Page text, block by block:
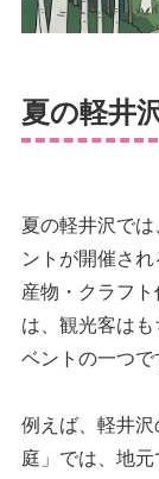
夏の軽井
夏の軽井沢で
ントが開催さ
産物・クラフ
は、観光客は
ベントの一つで
例えば、軽井
庭」では、地